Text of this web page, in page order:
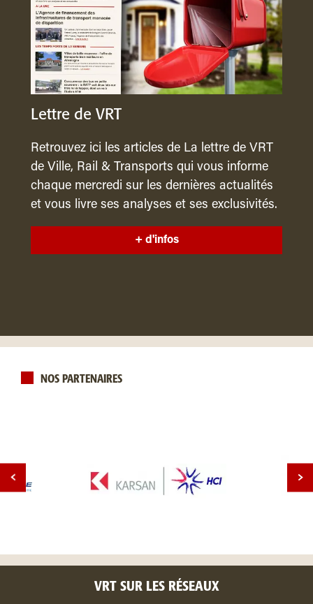
Lettre de VRT
Retrouvez ici les articles de La lettre de VRT
de Ville, Rail & Transports qui vous informe
chaque mercredi sur les dernières actualités
et vous livre ses analyses et ses exclusivités.
+ d'infos
NOS PARTENAIRES
VRT SUR LES RÉSEAUX